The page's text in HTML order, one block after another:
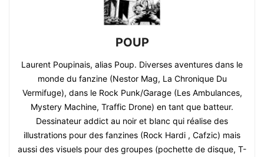
POUP
Laurent Poupinais, alias Poup. Diverses aventures dans le
monde du fanzine (Nestor Mag, La Chronique Du
Vermifuge), dans le Rock Punk/Garage (Les Ambulances,
Mystery Machine, Traffic Drone) en tant que batteur.
Dessinateur addict au noir et blanc qui réalise des
illustrations pour des fanzines (Rock Hardi , Cafzic) mais
aussi des visuels pour des groupes (pochette de disque, T-